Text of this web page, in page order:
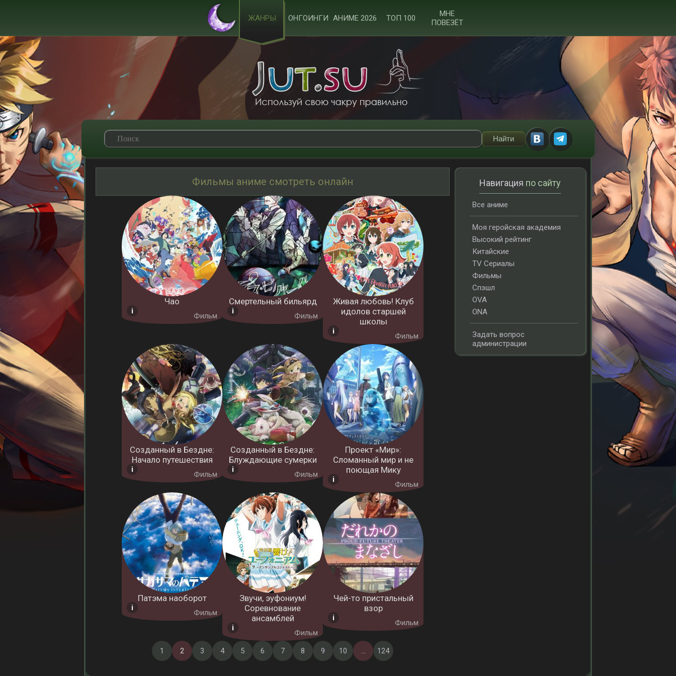
ЖАНРЫ ОНГОИНГИ АНИМЕ 2026 ТОП 100
МНЕ
ПОВЕЗЁТ
Фильмы аниме смотреть онлайн
Чао
Фильм
Смертельный бильярд
Фильм
Живая любовь! Клуб
идолов старшей
школы
Фильм
Созданный в Бездне:
Начало путешествия
Фильм
Созданный в Бездне:
Блуждающие сумерки
Фильм
Проект «Мир»:
Сломанный мир и не
поющая Мику
Фильм
Патэма наоборот
Фильм
Звучи, эуфониум!
Соревнование
ансамблей
Фильм
Чей-то пристальный
взор
Фильм
1 2 3 4 5 6 7 8 9 10 ... 124
Навигация по сайту
Все аниме
Моя геройская академия
Высокий рейтинг
Китайские
TV Сериалы
Фильмы
Спэшл
OVA
ONA
Задать вопрос
администрации